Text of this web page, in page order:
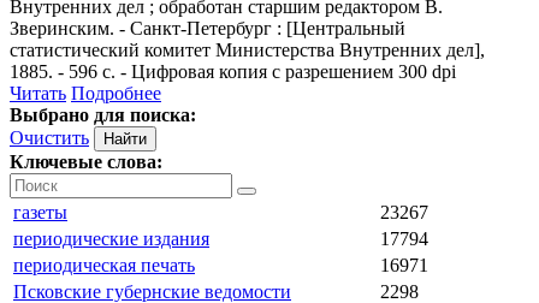
Внутренних дел ; обработан старшим редактором В.
Зверинским. - Санкт-Петербург : [Центральный
статистический комитет Министерства Внутренних дел],
1885. - 596 с. - Цифровая копия с разрешением 300 dpi
Читать Подробнее
Выбрано для поиска:
Очистить
Ключевые слова:
газеты
23267
периодические издания
17794
периодическая печать
16971
Псковские губернские ведомости
2298